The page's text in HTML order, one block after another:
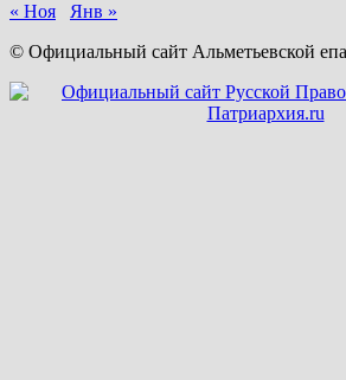
« Ноя
Янв »
© Официальный сайт Альметьевской